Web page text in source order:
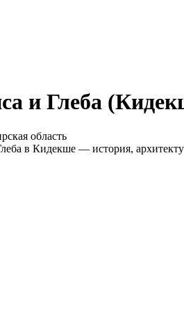
и Глеба
область
в Кидекше — история,